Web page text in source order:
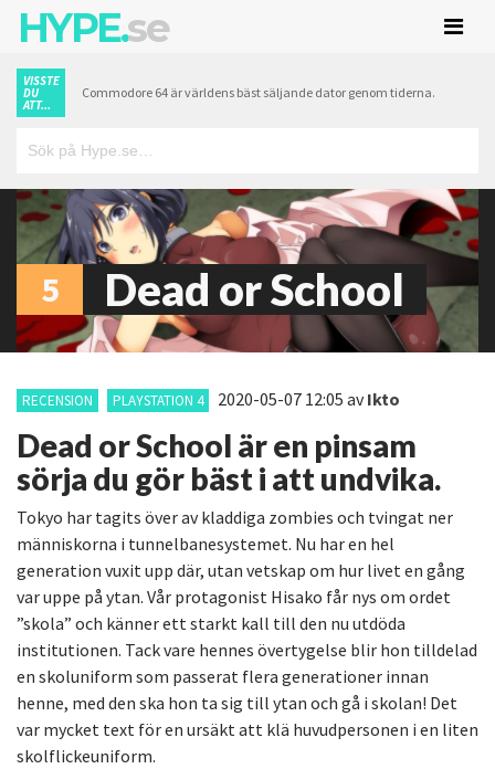
HYPE.se
VISSTE
DU
ATT...
Commodore 64 är världens bäst säljande dator genom tiderna.
5 Dead or School
RECENSION PLAYSTATION 4 2020-05-07 12:05 avIkto
Dead or School är en pinsam
sörja du gör bäst i att undvika.
Tokyo har tagits över av kladdiga zombies och tvingat ner
människorna i tunnelbanesystemet. Nu har en hel
generation vuxit upp där, utan vetskap om hur livet en gång
var uppe på ytan. Vår protagonist Hisako får nys om ordet
”skola” och känner ett starkt kall till den nu utdöda
institutionen. Tack vare hennes övertygelse blir hon tilldelad
en skoluniform som passerat flera generationer innan
henne, med den ska hon ta sig till ytan och gå i skolan! Det
var mycket text för en ursäkt att klä huvudpersonen i en liten
skolflickeuniform.